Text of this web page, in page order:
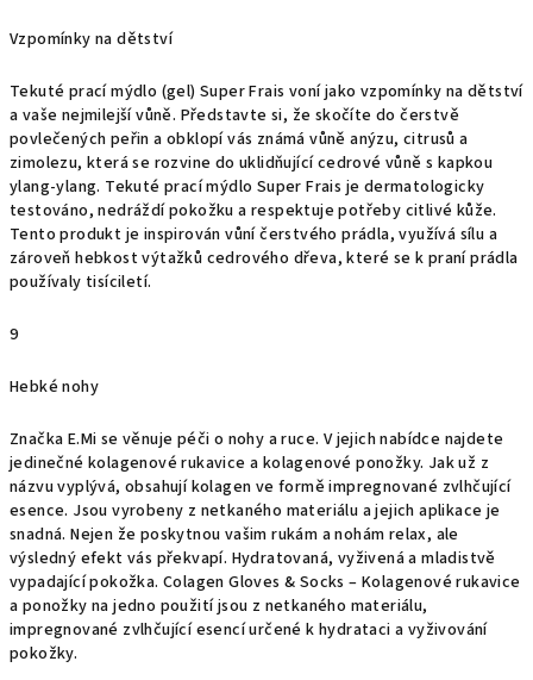
Vzpomínky na dětství
Tekuté prací mýdlo (gel) Super Frais voní jako vzpomínky na dětství
a vaše nejmilejší vůně. Představte si, že skočíte do čerstvě
povlečených peřin a obklopí vás známá vůně anýzu, citrusů a
zimolezu, která se rozvine do uklidňující cedrové vůně s kapkou
ylang-ylang. Tekuté prací mýdlo Super Frais je dermatologicky
testováno, nedráždí pokožku a respektuje potřeby citlivé kůže.
Tento produkt je inspirován vůní čerstvého prádla, využívá sílu a
zároveň hebkost výtažků cedrového dřeva, které se k praní prádla
používaly tisíciletí.
9
Hebké nohy
Značka E.Mi se věnuje péči o nohy a ruce. V jejich nabídce najdete
jedinečné kolagenové rukavice a kolagenové ponožky. Jak už z
názvu vyplývá, obsahují kolagen ve formě impregnované zvlhčující
esence. Jsou vyrobeny z netkaného materiálu a jejich aplikace je
snadná. Nejen že poskytnou vašim rukám a nohám relax, ale
výsledný efekt vás překvapí. Hydratovaná, vyživená a mladistvě
vypadající pokožka. Colagen Gloves & Socks – Kolagenové rukavice
a ponožky na jedno použití jsou z netkaného materiálu,
impregnované zvlhčující esencí určené k hydrataci a vyživování
pokožky.